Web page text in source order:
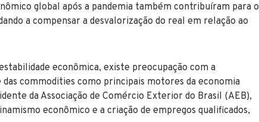
global após a pandemia também contribuíram para o
a compensar a desvalorização do real em relação ao
econômica, existe preocupação com a
das commodities como principais motores da economia
da Associação de Comércio Exterior do Brasil (AEB),
econômico e a criação de empregos qualificados,